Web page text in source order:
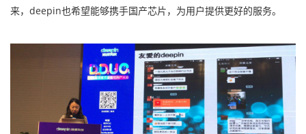
来，deepin也希望能够携手国产芯片，为用户提供更好的服务。